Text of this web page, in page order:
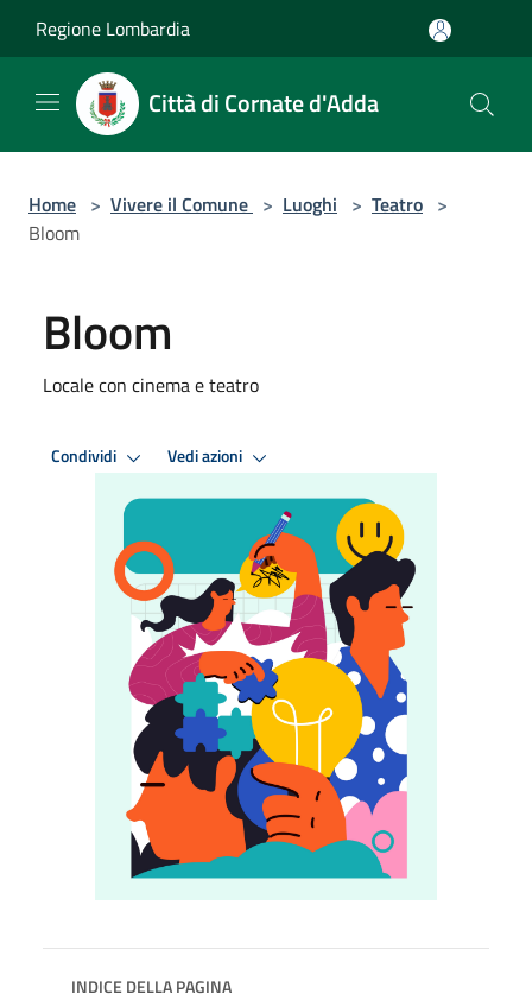
Regione Lombardia
Città di Cornate d'Adda
Home > Vivere il Comune > Luoghi > Teatro >
Bloom
Bloom
Locale con cinema e teatro
Condividi Vedi azioni
INDICE DELLA PAGINA